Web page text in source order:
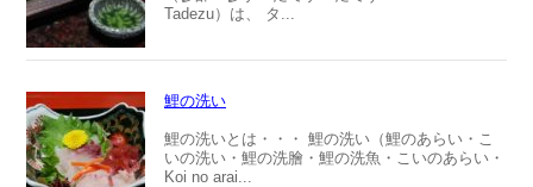
Tadezu）は、 タ...
鯉の洗い
鯉の洗いとは・・・ 鯉の洗い（鯉のあらい・こ
いの洗い・鯉の洗膾・鯉の洗魚・こいのあらい・
Koi no arai...